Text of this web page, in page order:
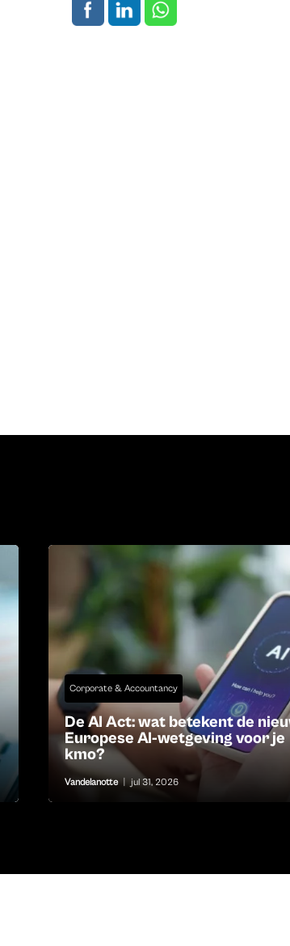
Corporate & Accountancy
De AI Act: wat betekent de
Europese AI-wetgeving voor je
kmo?
Vandelanotte jul 31, 2026